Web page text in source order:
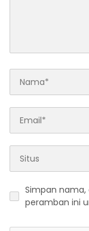
Simpan nama,
peramban ini